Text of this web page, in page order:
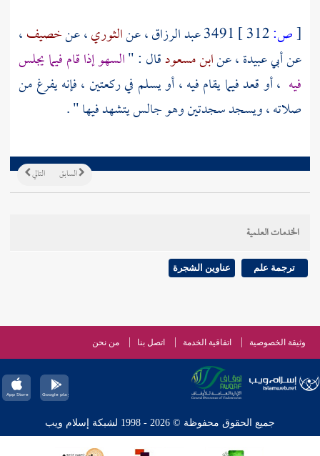
[ص: 3491عبد الرزاق، عنالثوري، عنخصيف،
عنأبي عبيدة، عنابن مسعودقال : "السهو إذا قام فيما يجلس
فيه ، أو قعد فيما يقام فيه ، أو يسلم في ركعتين ، فإنه يفرغ من
صلاته ، ويسجد سجدتين وهو جالس يتشهد فيها " .
التالي السابق
الخدمات العلمية
ترجمة علم عناوين الشجرة
وثيقة الخصوصية اتفاقية الخدمة اتصل بنا من نحن
جميع الحقوق محفوظة © 2026 - 1998 لشبكة إسلام ويب